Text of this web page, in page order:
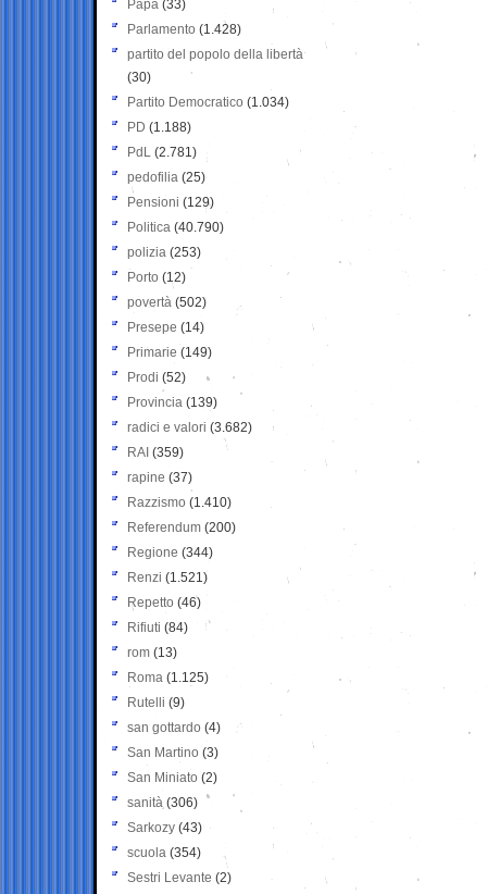
Papa (33)
Parlamento (1.428)
partito del popolo della libertà
(30)
Partito Democratico (1.034)
PD (1.188)
PdL (2.781)
pedofilia (25)
Pensioni (129)
Politica (40.790)
polizia (253)
Porto (12)
povertà (502)
Presepe (14)
Primarie (149)
Prodi (52)
Provincia (139)
radici e valori (3.682)
RAI (359)
rapine (37)
Razzismo (1.410)
Referendum (200)
Regione (344)
Renzi (1.521)
Repetto (46)
Rifiuti (84)
rom (13)
Roma (1.125)
Rutelli (9)
san gottardo (4)
San Martino (3)
San Miniato (2)
sanità (306)
Sarkozy (43)
scuola (354)
Sestri Levante (2)